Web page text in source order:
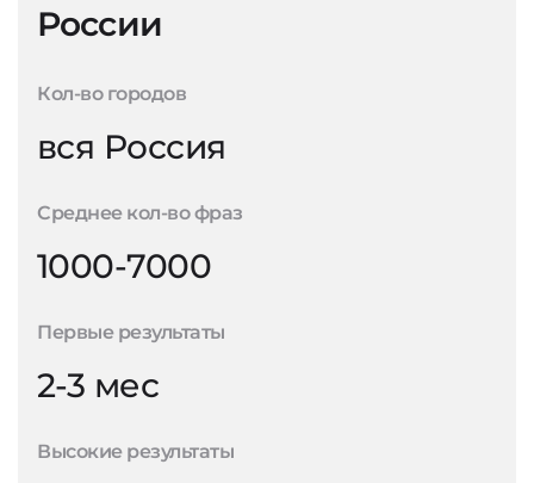
России
Кол-во городов
вся Россия
Среднее кол-во фраз
1000-7000
Первые результаты
2-3 мес
Высокие результаты